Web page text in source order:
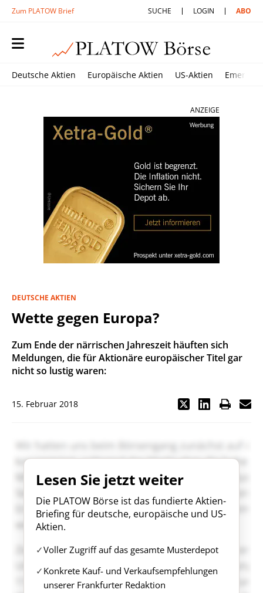
Zum PLATOW Brief SUCHE LOGIN ABO
Deutsche Aktien Europäische Aktien US-Aktien
ANZEIGE
DEUTSCHE AKTIEN
Wette gegen Europa?
Zum Ende der närrischen Jahreszeit häuften sich
Meldungen, die für Aktionäre europäischer Titel gar
nicht so lustig waren:
15. Februar 2018
Lesen Sie jetzt weiter
Die PLATOW Börse ist das fundierte Aktien-
Briefing für deutsche, europäische und US-
Aktien.
Voller Zugriff auf das gesamte Musterdepot
Konkrete Kauf- und Verkaufsempfehlungen
unserer Frankfurter Redaktion